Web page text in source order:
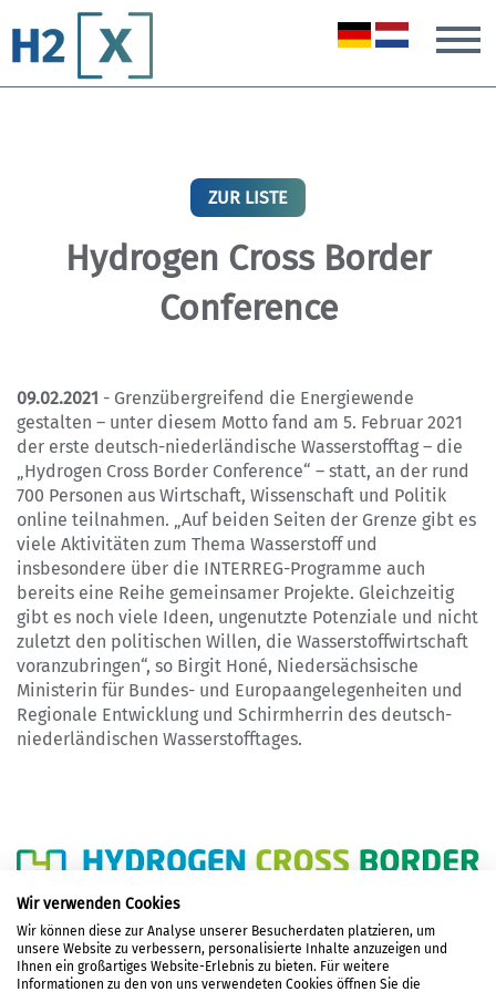
ZUR LISTE
Hydrogen Cross Border
Conference
09.02.2021 - Grenzübergreifend die Energiewende
gestalten – unter diesem Motto fand am 5. Februar 2021
der erste deutsch-niederländische Wasserstofftag – die
„Hydrogen Cross Border Conference“ – statt, an der rund
700 Personen aus Wirtschaft, Wissenschaft und Politik
online teilnahmen. „Auf beiden Seiten der Grenze gibt es
viele Aktivitäten zum Thema Wasserstoff und
insbesondere über die INTERREG-Programme auch
bereits eine Reihe gemeinsamer Projekte. Gleichzeitig
gibt es noch viele Ideen, ungenutzte Potenziale und nicht
zuletzt den politischen Willen, die Wasserstoffwirtschaft
voranzubringen“, so Birgit Honé, Niedersächsische
Ministerin für Bundes- und Europaangelegenheiten und
Regionale Entwicklung und Schirmherrin des deutsch-
niederländischen Wasserstofftages.
LOGIN
Wir verwenden Cookies
Wir können diese zur Analyse unserer Besucherdaten platzieren, um
unsere Website zu verbessern, personalisierte Inhalte anzuzeigen und
Ihnen ein großartiges Website-Erlebnis zu bieten. Für weitere
Informationen zu den von uns verwendeten Cookies öffnen Sie die